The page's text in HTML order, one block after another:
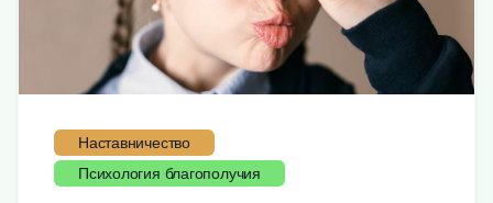
Наставничество
Психология благополучия